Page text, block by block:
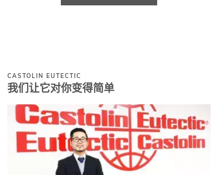
CASTOLIN EUTECTIC
我们让它对你变得简单